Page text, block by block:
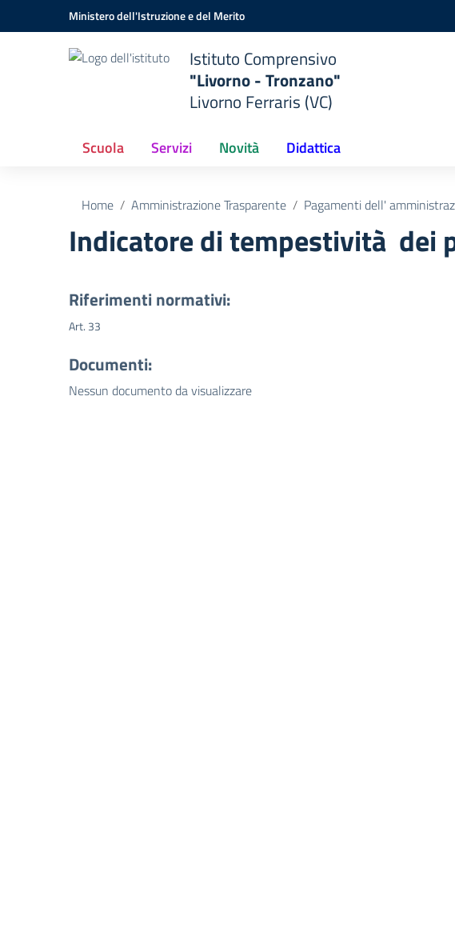
Vai ai contenuti
Vai al menu di navigazioneMinistero dell'Istruzione e del Merito
Istituto Comprensivo
"Livorno - Tronzano"
Livorno Ferraris (VC)
Scuola Servizi Novità Didattica
Home Amministrazione Trasparente Pagamenti dell'
Indicatore di tempestività dei
Riferimenti normativi:
Art. 33
Documenti:
Nessun documento da visualizzare